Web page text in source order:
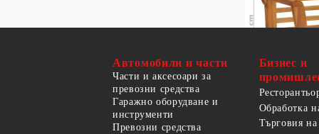
Автомобили и части
Части и аксесоари за
превозни средства
Гаражно оборудване и
инструменти
Превозни средства
Бизнес и
Обработка
Търговия